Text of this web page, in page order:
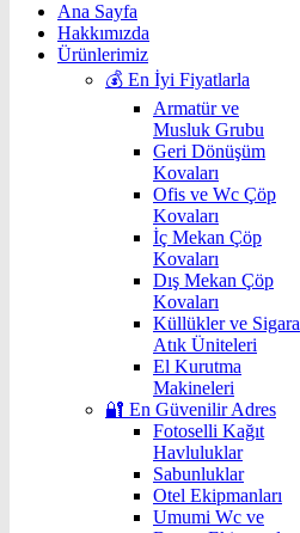
Ana Sayfa
Hakkımızda
Ürünlerimiz
💰 En İyi Fiyatlarla
Armatür ve
Musluk Grubu
Geri Dönüşüm
Kovaları
Ofis ve Wc Çöp
Kovaları
İç Mekan Çöp
Kovaları
Dış Mekan Çöp
Kovaları
Küllükler ve Sigara
Atık Üniteleri
El Kurutma
Makineleri
🔐 En Güvenilir Adres
Fotoselli Kağıt
Havluluklar
Sabunluklar
Otel Ekipmanları
Umumi Wc ve